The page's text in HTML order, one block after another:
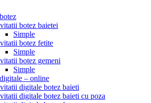
botez baietei
Simple
botez fetite
Simple
botez gemeni
Simple
– online
digitale botez baieti
digitale botez baieti cu poza